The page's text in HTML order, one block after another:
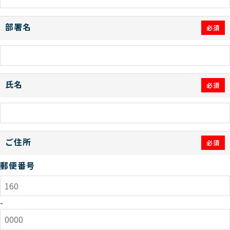
部署名 必須
氏名 必須
ご住所 必須
郵便番号
-